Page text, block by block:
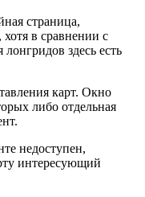
страница,
в сравнении с
здесь есть
карт. Окно
либо отдельная
недоступен,
интересующий